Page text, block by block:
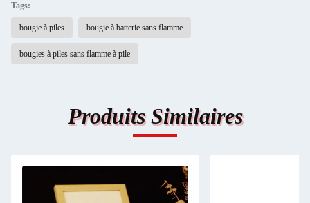
Tags:
bougie à piles bougie à batterie sans flamme
bougies à piles sans flamme à pile
Produits Similaires